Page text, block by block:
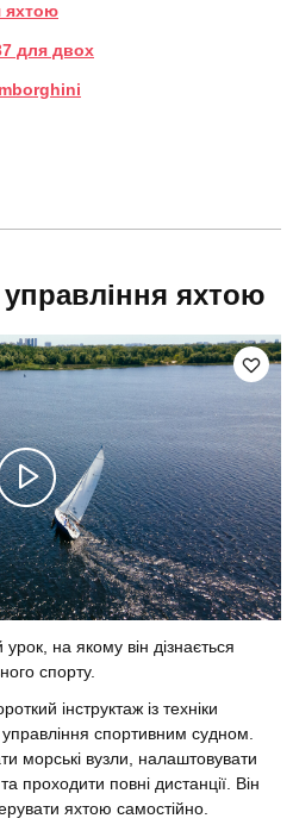
яхтою
для двох
яхтою
на якому він дізнається
спорту.
інструктаж із техніки
спортивним судном.
морські вузли, налаштовувати
проходити повні дистанції. Він
яхтою самостійно.